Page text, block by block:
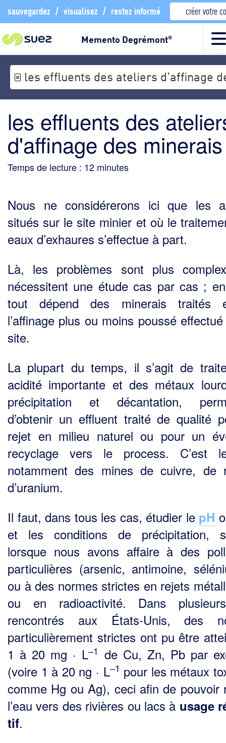
sauvegardez / visualisez / restez informé créer votre
Memento Degrémont®
les effluents des ateliers d'affinage
les effluents des
d'affinage des minerais
Temps de lecture : 12 minutes
Nous ne considérerons ici que les
situés sur le site minier et où le
eaux d’exhaures s’effectue à part.
Là, les problèmes sont plus
nécessitent une étude cas par cas ;
tout dépend des minerais traités
l’affinage plus ou moins poussé
site.
La plupart du temps, il s’agit de
acidité importante et des métaux
précipitation et décantation,
d’obtenir un effluent traité de qualité
rejet en milieu naturel ou pour un
recyclage vers le process. C’est
notamment des mines de cuivre, de
d’uranium.
Il faut, dans tous les cas, étudier le pH
et les conditions de précipitation,
lorsque nous avons affaire à des
particulières (arsenic, antimoine,
ou à des normes strictes en rejets
ou en radioactivité. Dans
rencontrés aux États-Unis, des
particuliè­rement strictes ont pu être
1 à 20 mg · L–1 de Cu, Zn, Pb par
(voire 1 à 20 ng · L–1 pour les métaux
comme Hg ou Ag), ceci afin de pouvoir
l’eau vers des rivières ou lacs à usage
tif.